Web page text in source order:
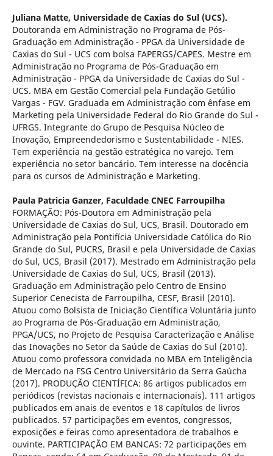
Juliana Matte, Universidade de Caxias do Sul (UCS).
Doutoranda em Administração no Programa de Pós-
Graduação em Administração - PPGA da Universidade de
Caxias do Sul - UCS com bolsa FAPERGS/CAPES. Mestre em
Administração no Programa de Pós-Graduação em
Administração - PPGA da Universidade de Caxias do Sul -
UCS. MBA em Gestão Comercial pela Fundação Getúlio
Vargas - FGV. Graduada em Administração com ênfase em
Marketing pela Universidade Federal do Rio Grande do Sul -
UFRGS. Integrante do Grupo de Pesquisa Núcleo de
Inovação, Empreendedorismo e Sustentabilidade - NIES.
Tem experiência na gestão estratégica no varejo. Tem
experiência no setor bancário. Tem interesse na docência
para os cursos de Administração e Marketing.
Paula Patricia Ganzer, Faculdade CNEC Farroupilha
FORMAÇÃO: Pós-Doutora em Administração pela
Universidade de Caxias do Sul, UCS, Brasil. Doutorado em
Administração pela Pontifícia Universidade Católica do Rio
Grande do Sul, PUCRS, Brasil e pela Universidade de Caxias
do Sul, UCS, Brasil (2017). Mestrado em Administração pela
Universidade de Caxias do Sul, UCS, Brasil (2013).
Graduação em Administração pelo Centro de Ensino
Superior Cenecista de Farroupilha, CESF, Brasil (2010).
Atuou como Bolsista de Iniciação Científica Voluntária junto
ao Programa de Pós-Graduação em Administração,
PPGA/UCS, no Projeto de Pesquisa Caracterização e Análise
das Inovações no Setor da Saúde de Caxias do Sul (2010).
Atuou como professora convidada no MBA em Inteligência
de Mercado na FSG Centro Universitário da Serra Gaúcha
(2017). PRODUÇÃO CIENTÍFICA: 86 artigos publicados em
periódicos (revistas nacionais e internacionais). 111 artigos
publicados em anais de eventos e 18 capítulos de livros
publicados. 57 participações em eventos, congressos,
exposições e feiras como apresentadora de trabalhos e
ouvinte. PARTICIPAÇÃO EM BANCAS: 72 participações em